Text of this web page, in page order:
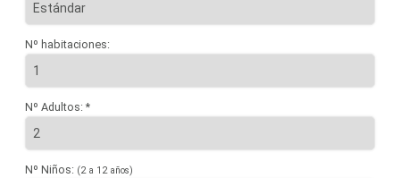
Nº habitaciones:
Nº Adultos: *
Nº Niños: (2 a 12 años)